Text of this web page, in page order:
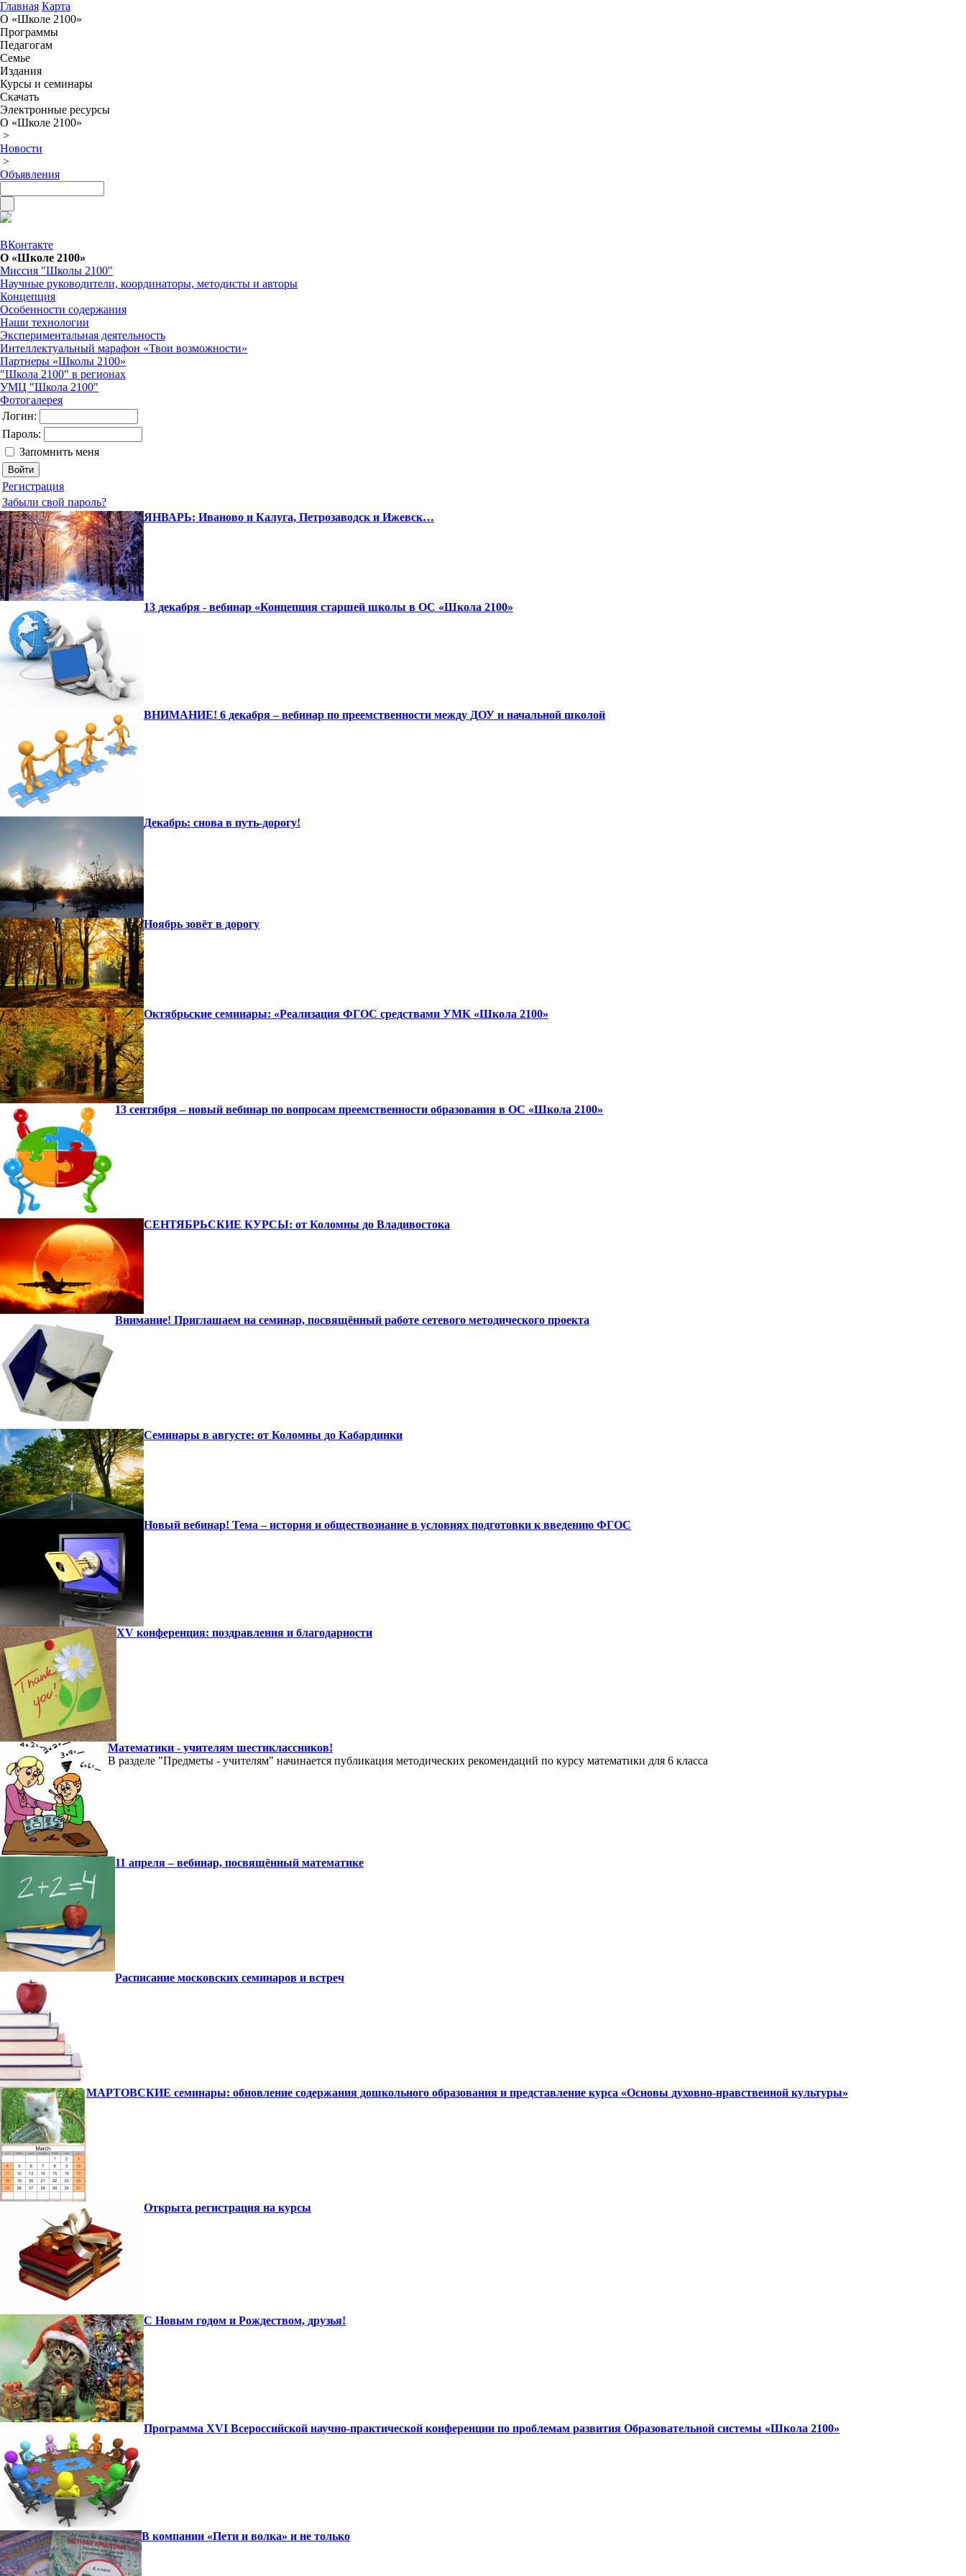
Главная Карта
О «Школе 2100»
Программы
Педагогам
Семье
Издания
Курсы и семинары
Скачать
Электронные ресурсы
О «Школе 2100»
>
Новости
>
Объявления
ВКонтакте
О «Школе 2100»
Миссия "Школы 2100"
Научные руководители, координаторы, методисты и авторы
Концепция
Особенности содержания
Наши технологии
Экспериментальная деятельность
Интеллектуальный марафон «Твои возможности»
Партнеры «Школы 2100»
"Школа 2100" в регионах
УМЦ "Школа 2100"
Фотогалерея
Логин:
Пароль:
Запомнить меня
Регистрация
Забыли свой пароль?
ЯНВАРЬ: Иваново и Калуга, Петрозаводск и Ижевск…
13 декабря - вебинар «Концепция старшей школы в ОС «Школа 2100»
ВНИМАНИЕ! 6 декабря – вебинар по преемственности между ДОУ и начальной школой
Декабрь: снова в путь-дорогу!
Ноябрь зовёт в дорогу
Октябрьские семинары: «Реализация ФГОС средствами УМК «Школа 2100»
13 сентября – новый вебинар по вопросам преемственности образования в ОС «Школа 2100»
СЕНТЯБРЬСКИЕ КУРСЫ: от Коломны до Владивостока
Внимание! Приглашаем на семинар, посвящённый работе сетевого методического проекта
Семинары в августе: от Коломны до Кабардинки
Новый вебинар! Тема – история и обществознание в условиях подготовки к введению ФГОС
XV конференция: поздравления и благодарности
Математики - учителям шестиклассников!
В разделе "Предметы - учителям" начинается публикация методических рекомендаций по курсу математики для 6 класса
11 апреля – вебинар, посвящённый математике
Расписание московских семинаров и встреч
МАРТОВСКИЕ семинары: обновление содержания дошкольного образования и представление курса «Основы духовно-нравственной культуры»
Открыта регистрация на курсы
С Новым годом и Рождеством, друзья!
Программа XVI Всероссийской научно-практической конференции по проблемам развития Образовательной системы «Школа 2100»
В компании «Пети и волка» и не только